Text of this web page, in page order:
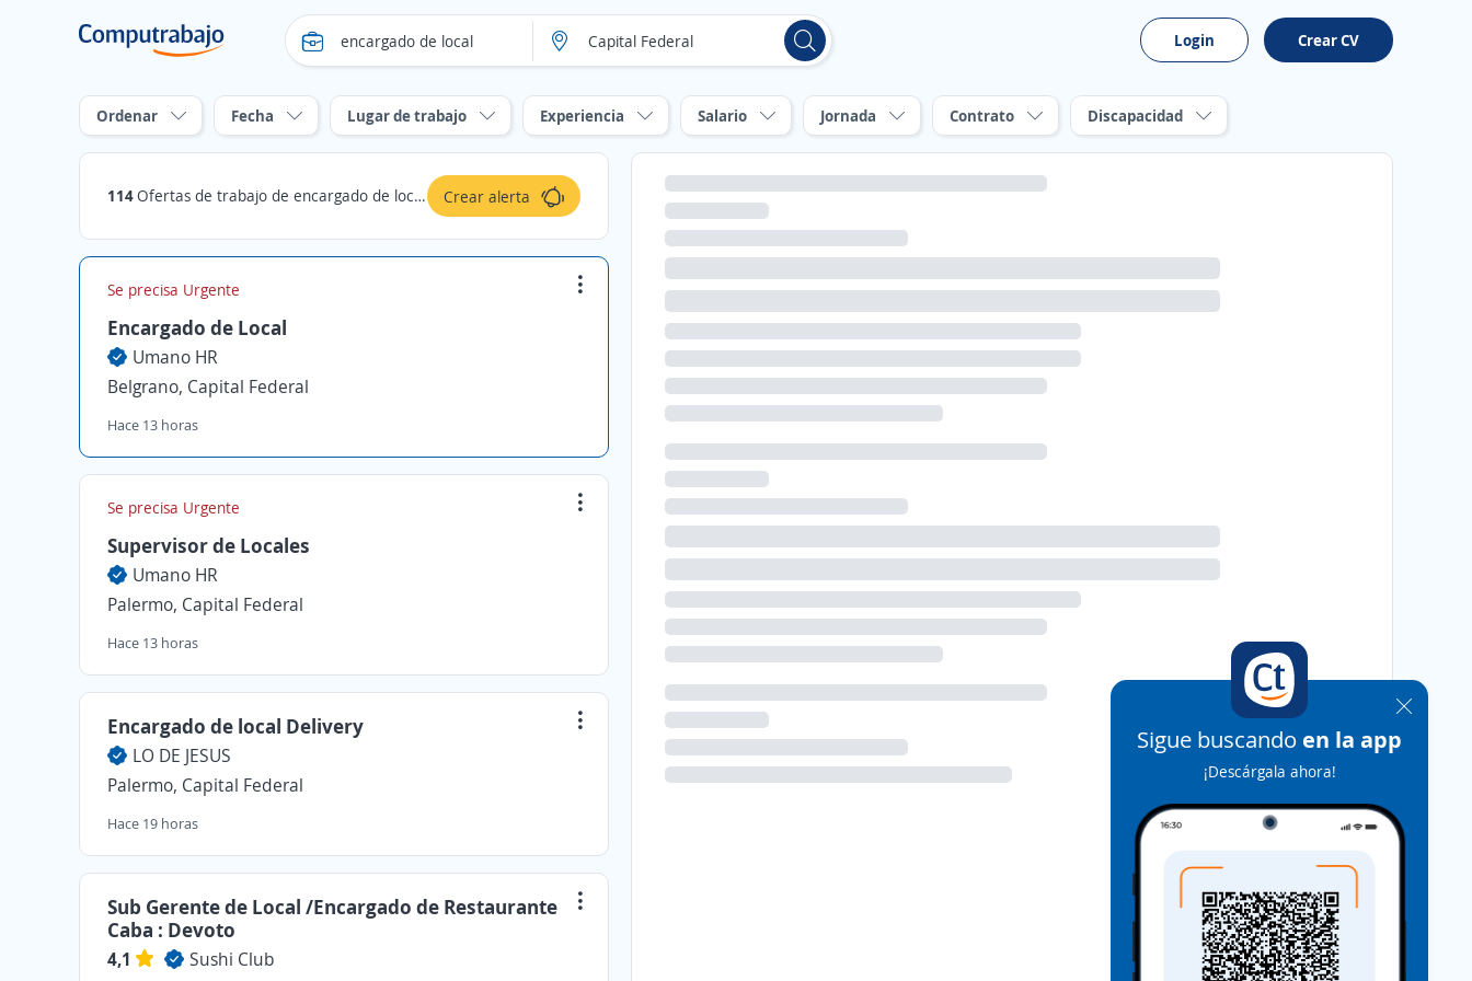
Login Crear CV
Ordenar Fecha Lugar de trabajo Experiencia Salario Jornada Contrato Discapacidad
114Ofertas de trabajo de encargado de local en Capital Federal Crear alerta
Se precisa Urgente
Encargado de Local
Umano HR
Belgrano, Capital Federal
Hace 13 horas
Se precisa Urgente
Supervisor de Locales
Umano HR
Palermo, Capital Federal
Hace 13 horas
Encargado de local Delivery
LO DE JESUS
Palermo, Capital Federal
Hace 19 horas
Sub Gerente de Local /Encargado de Restaurante
Caba : Devoto
4,1
Sushi Club
Sigue buscando en la app
¡Descárgala ahora!